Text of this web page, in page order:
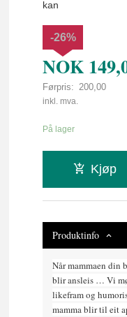
kan
NOK
Førpris: 200,00
Rabatt
-26%
inkl. mva.
På lager
Kjøp
Produktinfo
Når mammaen din
blir ansleis … Vi
likefram og
mamma blir til eit